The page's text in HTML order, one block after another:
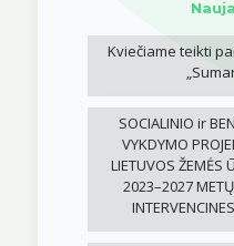
Kviečiame teikti
SOCIALINIO ir
VYKDYMO
LIETUVOS ŽEMĖS
2023–2027